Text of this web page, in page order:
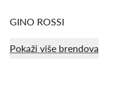
GINO ROSSI
Pokaži više brendova